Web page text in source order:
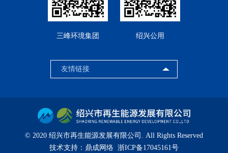
三峰环境集团 绍兴公用
© 2020 绍兴市再生能源发展有限公司. All Rights Reserved
技术支持： 鼎成网络 浙ICP备17045161号